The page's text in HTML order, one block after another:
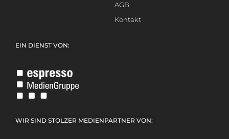
AGB
Kontakt
EIN DIENST VON:
WIR SIND STOLZER MEDIENPARTNER VON: